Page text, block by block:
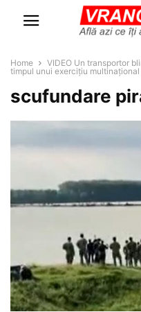
Home
VIDEO Un transportor
timpul unui exercițiu multinațional
scufundare